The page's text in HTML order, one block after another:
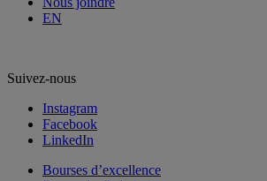
EN
Suivez-nous
Instagram
Facebook
LinkedIn
Bourses d’excellence